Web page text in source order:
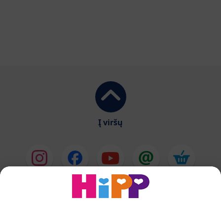
Į viršų
HiPP Pieno mišiniai HiPP Kūdikių maistas